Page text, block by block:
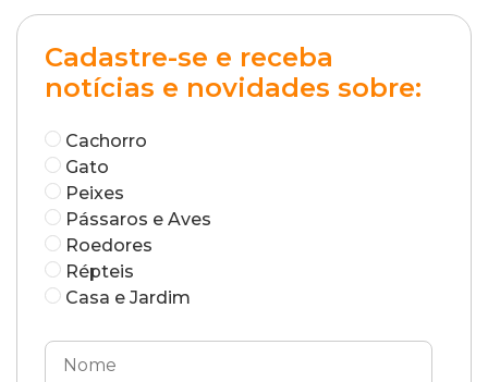
Cadastre-se e receba
notícias e novidades sobre:
Cachorro
Gato
Peixes
Pássaros e Aves
Roedores
Répteis
Casa e Jardim